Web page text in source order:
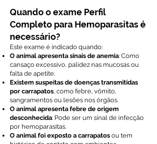
Quando o exame Perfil
Completo para Hemoparasitas é
necessário?
Este exame é indicado quando:
O animal apresenta sinais de anemia: Como
cansaço excessivo, palidez nas mucosas ou
falta de apetite.
Existem suspeitas de doenças transmitidas
por carrapatos, como febre, vômito,
sangramentos ou lesões nos órgãos.
O animal apresenta febre de origem
desconhecida: Pode ser um sinal de infecção
por hemoparasitas.
O animal foi exposto a carrapatos ou tem